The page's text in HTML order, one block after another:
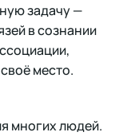
задачу —
в сознании
место.
многих людей.